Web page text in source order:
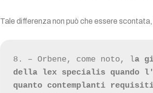
Tale differenza non può che essere
8. – Orbene, come noto, la
della lex specialis quando
quanto contemplanti